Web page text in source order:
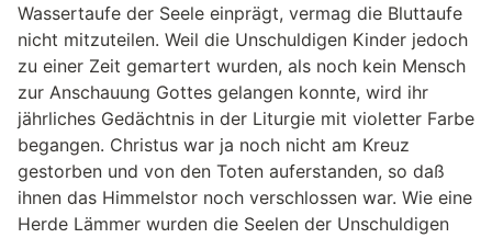
Wassertaufe der Seele einprägt, vermag die Bluttaufe
nicht mitzuteilen. Weil die Unschuldigen Kinder jedoch
zu einer Zeit gemartert wurden, als noch kein Mensch
zur Anschauung Gottes gelangen konnte, wird ihr
jährliches Gedächtnis in der Liturgie mit violetter Farbe
begangen. Christus war ja noch nicht am Kreuz
gestorben und von den Toten auferstanden, so daß
ihnen das Himmelstor noch verschlossen war. Wie eine
Herde Lämmer wurden die Seelen der Unschuldigen